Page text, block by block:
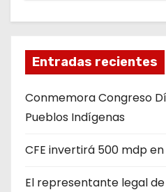
Entradas recientes
Conmemora Congreso
Pueblos Indígenas
CFE invertirá 500 mdp
El representante legal